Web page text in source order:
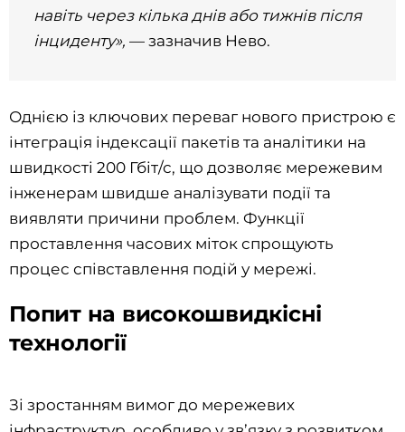
навіть через кілька днів або тижнів після
інциденту»,— зазначив Нево.
Однією із ключових переваг нового пристрою є
інтеграція індексації пакетів та аналітики на
швидкості 200 Гбіт/с, що дозволяє мережевим
інженерам швидше аналізувати події та
виявляти причини проблем. Функції
проставлення часових міток спрощують
процес співставлення подій у мережі.
Попит на високошвидкісні
технології
Зі зростанням вимог до мережевих